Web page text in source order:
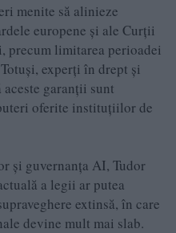
menite să alinieze
europene și ale Curții
precum limitarea perioadei
experți în drept și
garanții sunt
oferite instituțiilor de
și guvernanța AI, Tudor
a legii ar putea
extinsă, în care
devine mult mai slab.